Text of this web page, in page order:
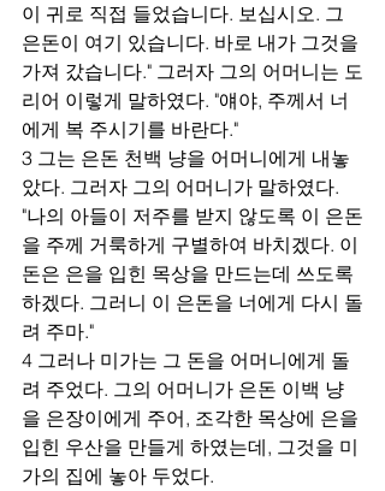
이 귀로 직접 들었습니다. 보십시오. 그
은돈이 여기 있습니다. 바로 내가 그것을
가져 갔습니다." 그러자 그의 어머니는 도
리어 이렇게 말하였다. "얘야, 주께서 너
에게 복 주시기를 바란다."
3 그는 은돈 천백 냥을 어머니에게 내놓
았다. 그러자 그의 어머니가 말하였다.
"나의 아들이 저주를 받지 않도록 이 은돈
을 주께 거룩하게 구별하여 바치겠다. 이
돈은 은을 입힌 목상을 만드는데 쓰도록
하겠다. 그러니 이 은돈을 너에게 다시 돌
려 주마."
4 그러나 미가는 그 돈을 어머니에게 돌
려 주었다. 그의 어머니가 은돈 이백 냥
을 은장이에게 주어, 조각한 목상에 은을
입힌 우산을 만들게 하였는데, 그것을 미
가의 집에 놓아 두었다.